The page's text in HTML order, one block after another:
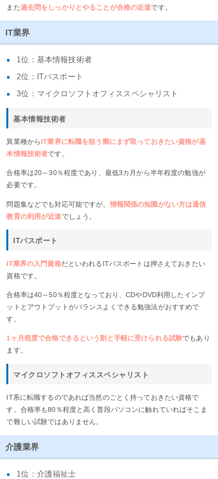
また過去問をしっかりとやることが合格の近道です。
IT業界
1位：基本情報技術者
2位：ITパスポート
3位：マイクロソフトオフィススペシャリスト
基本情報技術者
異業種からIT業界に転職を狙う際にまず取っておきたい資格が基
本情報技術者です。
合格率は20～30％程度であり、最低3カ月から半年程度の勉強が
必要です。
問題集などでも対応可能ですが、情報関係の知識がない方は通信
教育の利用が近道でしょう。
ITパスポート
IT業界の入門資格だといわれるITパスポートは押さえておきたい
資格です。
合格率は40～50％程度となっており、CDやDVD利用したインプ
ットとアウトプットがバランスよくできる勉強法がおすすめで
す。
1ヶ月程度で合格できるという割と手軽に受けられる試験でもあり
ます。
マイクロソフトオフィススペシャリスト
IT系に転職するのであれば当然のごとく持っておきたい資格で
す。合格率も80％程度と高く普段パソコンに触れていればそこま
で難しい試験ではありません。
介護業界
1位：介護福祉士